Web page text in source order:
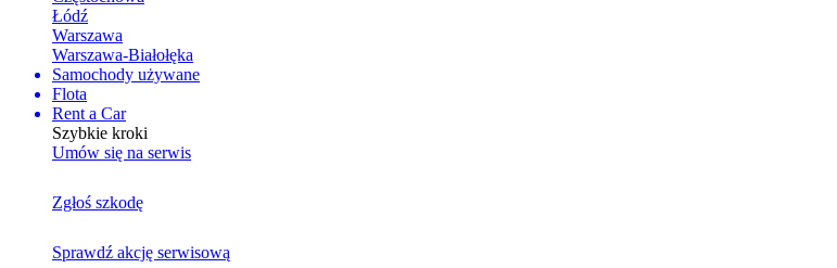
Łódź
Warszawa
Warszawa-Białołęka
Samochody używane
Flota
Rent a Car
Szybkie kroki
Umów się na serwis
Zgłoś szkodę
Sprawdź akcję serwisową